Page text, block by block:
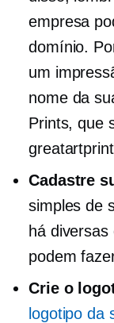
empresa
domínio.
um
nome da
Prints, que
Cadastre
simples de
há
podem
Crie o
logotipo da